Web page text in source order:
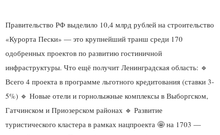
Правительство РФ выделило 10,4 млрд рублей на строительство
«Курорта Пески» — это крупнейший транш среди 170
одобренных проектов по развитию гостиничной
инфраструктуры. Что ещё получит Ленинградская область: 🔹
Всего 4 проекта в программе льготного кредитования (ставки 3-
5%) 🔹 Новые отели и горнолыжные комплексы в Выборгском,
Гатчинском и Приозерском районах 🔹 Развитие
туристического кластера в рамках нацпроекта 🤩 на 1703 —